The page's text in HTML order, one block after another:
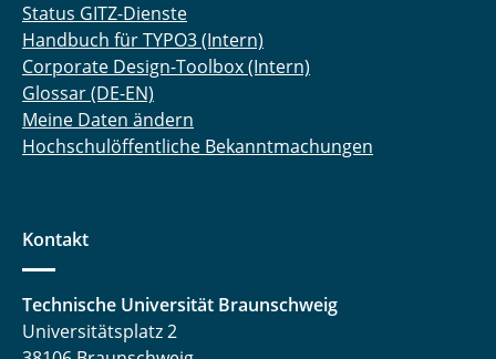
Status GITZ-Dienste
Handbuch für TYPO3 (Intern)
Corporate Design-Toolbox (Intern)
Glossar (DE-EN)
Meine Daten ändern
Hochschulöffentliche Bekanntmachungen
Kontakt
Technische Universität Braunschweig
Universitätsplatz 2